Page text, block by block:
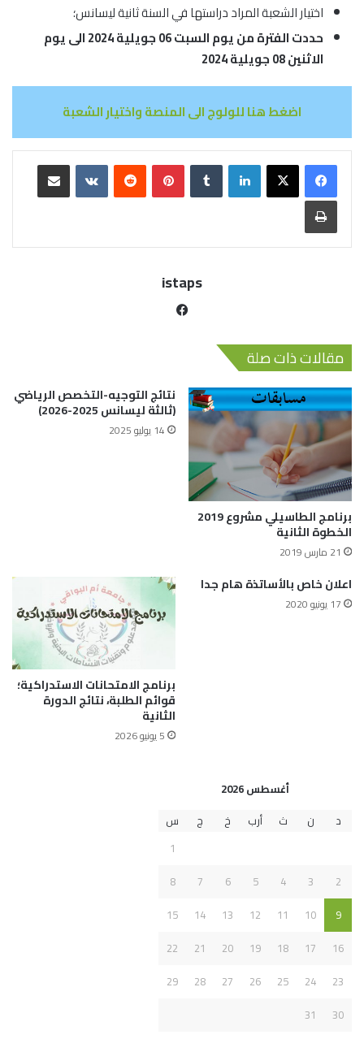
اختيار الشعبة المراد دراستها في السنة ثانية ليسانس؛
حددت الفترة من يوم السبت 06 جويلية 2024 الى يوم
الاثنين 08 جويلية 2024
اضغط هنا للولوج الى المنصة واختيار الشعبة
istaps
مقالات ذات صلة
برنامج الطاسيلي مشروع 2019
الخطوة الثانية
21 مارس 2019
نتائج التوجيه-التخصص الرياضي
(ثالثة ليسانس 2025-2026)
14 يوليو 2025
اعلان خاص بالأساتذة هام جدا
17 يونيو 2020
برنامج الامتحانات الاستدراكية؛
قوائم الطلبة، نتائج الدورة
الثانية
5 يونيو 2026
أغسطس 2026
د
ن ث أرب خ ج
س
1
2
3
4
5
6
7
8
9
10
11
12
13
14
15
16
17
18
19
20
21
22
23
24
25
26
27
28
29
30
31